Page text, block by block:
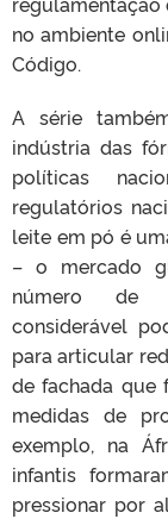
no ambiente
Código.
A série
indústria das
políticas
regulatórios
leite em pó é
– o mercado
número de
considerável
para articular
de fachada que
medidas de
exemplo, na
infantis
pressionar por